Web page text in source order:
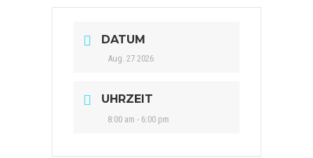
DATUM
Aug. 27 2026
UHRZEIT
8:00 am - 6:00 pm